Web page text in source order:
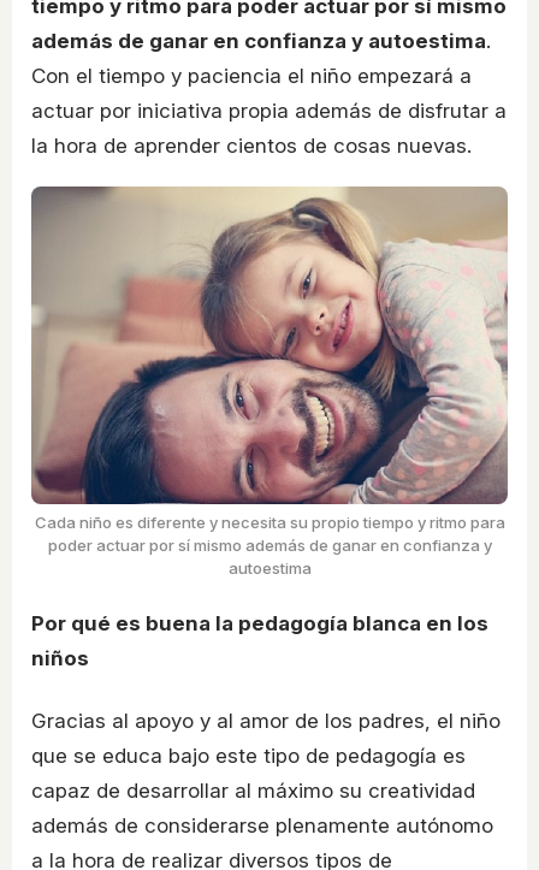
tiempo y ritmo para poder actuar por sí mismo
además de ganar en confianza y autoestima.
Con el tiempo y paciencia el niño empezará a
actuar por iniciativa propia además de disfrutar a
la hora de aprender cientos de cosas nuevas.
Cada niño es diferente y necesita su propio tiempo y ritmo para
poder actuar por sí mismo además de ganar en confianza y
autoestima
Por qué es buena la pedagogía blanca en los
niños
Gracias al apoyo y al amor de los padres, el niño
que se educa bajo este tipo de pedagogía es
capaz de desarrollar al máximo su creatividad
además de considerarse plenamente autónomo
a la hora de realizar diversos tipos de